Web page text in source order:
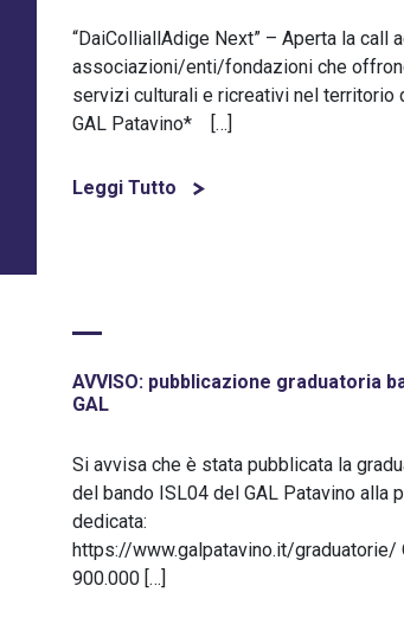
“DaiColliallAdige Next” – Aperta la call
associazioni/enti/fondazioni che
servizi culturali e ricreativi nel territorio
GAL Patavino* […]
Leggi Tutto
AVVISO: pubblicazione graduatoria
GAL
Si avvisa che è stata pubblicata la
del bando ISL04 del GAL Patavino alla
dedicata:
https://www.galpatavino.it/graduatorie/
900.000 […]